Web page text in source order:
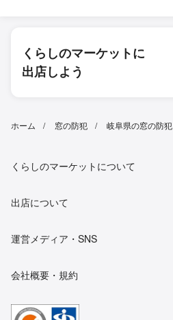
くらしのマーケットに
出店しよう
ホーム 窓の防犯 岐阜県の窓の防犯
くらしのマーケットについて
出店について
運営メディア・SNS
会社概要・規約